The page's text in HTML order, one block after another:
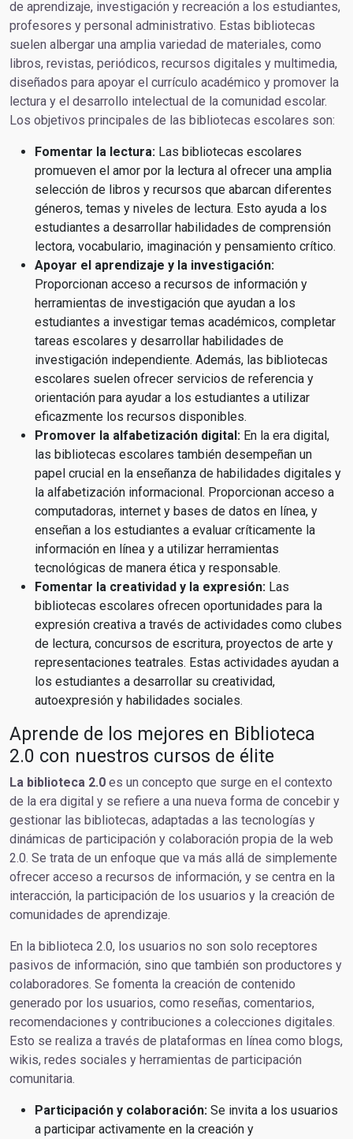
de aprendizaje, investigación y recreación a los estudiantes,
profesores y personal administrativo. Estas bibliotecas
suelen albergar una amplia variedad de materiales, como
libros, revistas, periódicos, recursos digitales y multimedia,
diseñados para apoyar el currículo académico y promover la
lectura y el desarrollo intelectual de la comunidad escolar.
Los objetivos principales de las bibliotecas escolares son:
Fomentar la lectura: Las bibliotecas escolares
promueven el amor por la lectura al ofrecer una amplia
selección de libros y recursos que abarcan diferentes
géneros, temas y niveles de lectura. Esto ayuda a los
estudiantes a desarrollar habilidades de comprensión
lectora, vocabulario, imaginación y pensamiento crítico.
Apoyar el aprendizaje y la investigación:
Proporcionan acceso a recursos de información y
herramientas de investigación que ayudan a los
estudiantes a investigar temas académicos, completar
tareas escolares y desarrollar habilidades de
investigación independiente. Además, las bibliotecas
escolares suelen ofrecer servicios de referencia y
orientación para ayudar a los estudiantes a utilizar
eficazmente los recursos disponibles.
Promover la alfabetización digital: En la era digital,
las bibliotecas escolares también desempeñan un
papel crucial en la enseñanza de habilidades digitales y
la alfabetización informacional. Proporcionan acceso a
computadoras, internet y bases de datos en línea, y
enseñan a los estudiantes a evaluar críticamente la
información en línea y a utilizar herramientas
tecnológicas de manera ética y responsable.
Fomentar la creatividad y la expresión: Las
bibliotecas escolares ofrecen oportunidades para la
expresión creativa a través de actividades como clubes
de lectura, concursos de escritura, proyectos de arte y
representaciones teatrales. Estas actividades ayudan a
los estudiantes a desarrollar su creatividad,
autoexpresión y habilidades sociales.
Aprende de los mejores en Biblioteca
2.0 con nuestros cursos de élite
La biblioteca 2.0 es un concepto que surge en el contexto
de la era digital y se refiere a una nueva forma de concebir y
gestionar las bibliotecas, adaptadas a las tecnologías y
dinámicas de participación y colaboración propia de la web
2.0. Se trata de un enfoque que va más allá de simplemente
ofrecer acceso a recursos de información, y se centra en la
interacción, la participación de los usuarios y la creación de
comunidades de aprendizaje.
En la biblioteca 2.0, los usuarios no son solo receptores
pasivos de información, sino que también son productores y
colaboradores. Se fomenta la creación de contenido
generado por los usuarios, como reseñas, comentarios,
recomendaciones y contribuciones a colecciones digitales.
Esto se realiza a través de plataformas en línea como blogs,
wikis, redes sociales y herramientas de participación
comunitaria.
Participación y colaboración: Se invita a los usuarios
a participar activamente en la creación y